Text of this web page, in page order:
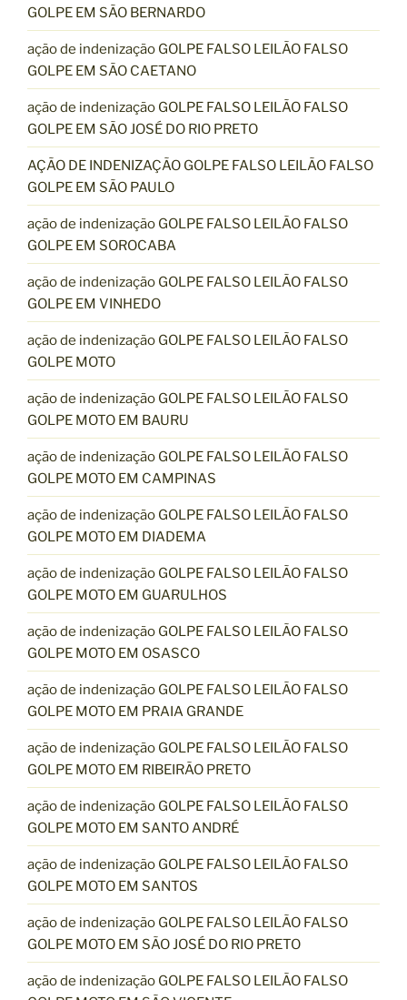
GOLPE EM SÃO BERNARDO
ação de indenização GOLPE FALSO LEILÃO FALSO
GOLPE EM SÃO CAETANO
ação de indenização GOLPE FALSO LEILÃO FALSO
GOLPE EM SÃO JOSÉ DO RIO PRETO
AÇÃO DE INDENIZAÇÃO GOLPE FALSO LEILÃO FALSO
GOLPE EM SÃO PAULO
ação de indenização GOLPE FALSO LEILÃO FALSO
GOLPE EM SOROCABA
ação de indenização GOLPE FALSO LEILÃO FALSO
GOLPE EM VINHEDO
ação de indenização GOLPE FALSO LEILÃO FALSO
GOLPE MOTO
ação de indenização GOLPE FALSO LEILÃO FALSO
GOLPE MOTO EM BAURU
ação de indenização GOLPE FALSO LEILÃO FALSO
GOLPE MOTO EM CAMPINAS
ação de indenização GOLPE FALSO LEILÃO FALSO
GOLPE MOTO EM DIADEMA
ação de indenização GOLPE FALSO LEILÃO FALSO
GOLPE MOTO EM GUARULHOS
ação de indenização GOLPE FALSO LEILÃO FALSO
GOLPE MOTO EM OSASCO
ação de indenização GOLPE FALSO LEILÃO FALSO
GOLPE MOTO EM PRAIA GRANDE
ação de indenização GOLPE FALSO LEILÃO FALSO
GOLPE MOTO EM RIBEIRÃO PRETO
ação de indenização GOLPE FALSO LEILÃO FALSO
GOLPE MOTO EM SANTO ANDRÉ
ação de indenização GOLPE FALSO LEILÃO FALSO
GOLPE MOTO EM SANTOS
ação de indenização GOLPE FALSO LEILÃO FALSO
GOLPE MOTO EM SÃO JOSÉ DO RIO PRETO
ação de indenização GOLPE FALSO LEILÃO FALSO